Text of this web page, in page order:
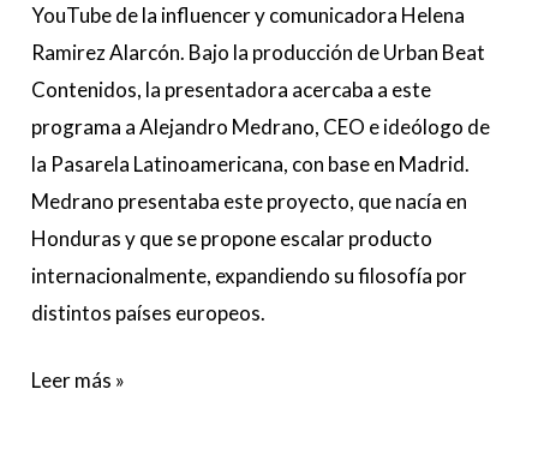
YouTube de la influencer y comunicadora Helena
Ramirez Alarcón. Bajo la producción de Urban Beat
Contenidos, la presentadora acercaba a este
programa a Alejandro Medrano, CEO e ideólogo de
la Pasarela Latinoamericana, con base en Madrid.
Medrano presentaba este proyecto, que nacía en
Honduras y que se propone escalar producto
internacionalmente, expandiendo su filosofía por
distintos países europeos.
Leer más »